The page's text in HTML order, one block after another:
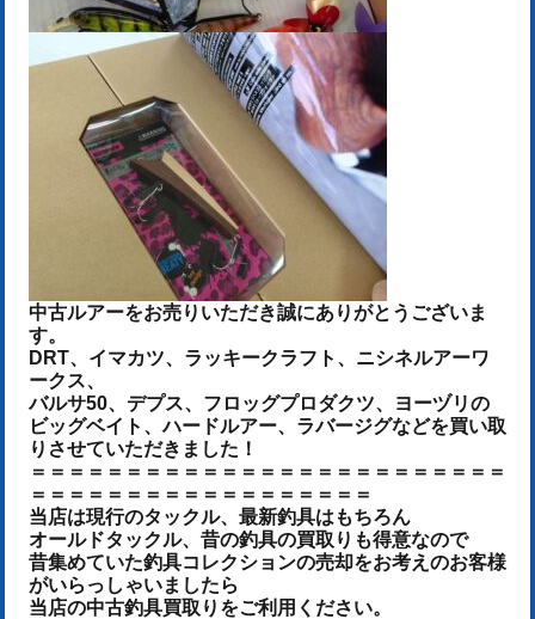
中古ルアーをお売りいただき誠にありがとうございま
す。
DRT、イマカツ、ラッキークラフト、ニシネルアーワ
ークス、
バルサ50、デプス、フロッグプロダクツ、ヨーヅリの
ビッグベイト、ハードルアー、ラバージグなどを買い取
りさせていただきました！
＝＝＝＝＝＝＝＝＝＝＝＝＝＝＝＝＝＝＝＝＝＝＝＝＝
＝＝＝＝＝＝＝＝＝＝＝＝＝＝＝＝＝＝
当店は現行のタックル、最新釣具はもちろん
オールドタックル、昔の釣具の買取りも得意なので
昔集めていた釣具コレクションの売却をお考えのお客様
がいらっしゃいましたら
当店の中古釣具買取りをご利用ください。